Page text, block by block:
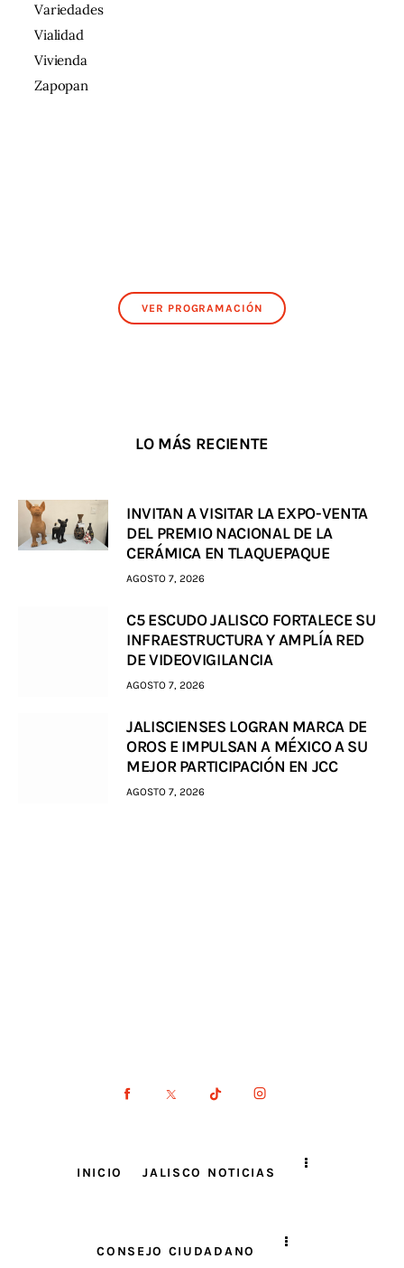
Variedades
Vialidad
Vivienda
Zapopan
VER PROGRAMACIÓN
LO MÁS RECIENTE
INVITAN A VISITAR LA EXPO-VENTA
DEL PREMIO NACIONAL DE LA
CERÁMICA EN TLAQUEPAQUE
AGOSTO 7, 2026
C5 ESCUDO JALISCO FORTALECE SU
INFRAESTRUCTURA Y AMPLÍA RED
DE VIDEOVIGILANCIA
AGOSTO 7, 2026
JALISCIENSES LOGRAN MARCA DE
OROS E IMPULSAN A MÉXICO A SU
MEJOR PARTICIPACIÓN EN JCC
AGOSTO 7, 2026
INICIO JALISCO NOTICIAS
CONSEJO CIUDADANO